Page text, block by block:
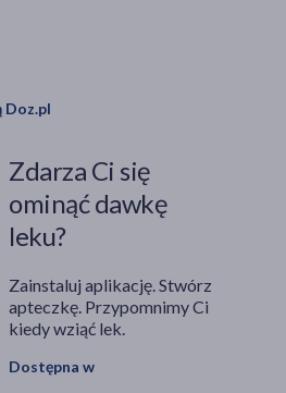
Doz.pl
Zdarza Ci się
ominąć dawkę
leku?
Zainstaluj aplikację. Stwórz
apteczkę. Przypomnimy Ci
kiedy wziąć lek.
Dostępna w